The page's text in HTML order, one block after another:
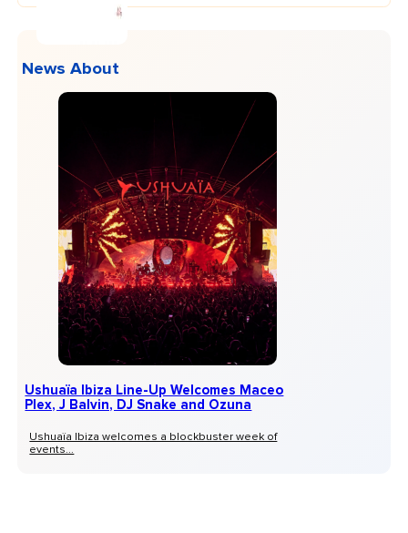
News About
Ushuaïa Ibiza Line-Up Welcomes Maceo
Plex, J Balvin, DJ Snake and Ozuna
Ushuaïa Ibiza welcomes a blockbuster week of
events...